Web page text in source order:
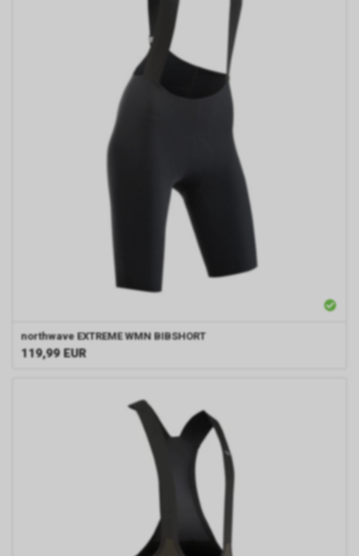
northwave EXTREME WMN BIBSHORT
119,99 EUR